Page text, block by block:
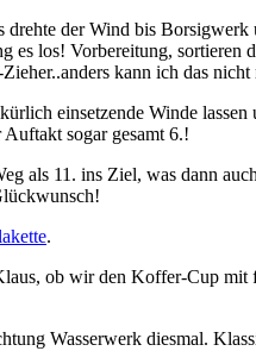
drehte der Wind bis
es los! Vorbereitung,
kann ich das
einsetzende Winde
sogar gesamt 6.!
als 11. ins Ziel, was dann
.
ob wir den Koffer-Cup mit
Wasserwerk diesmal.